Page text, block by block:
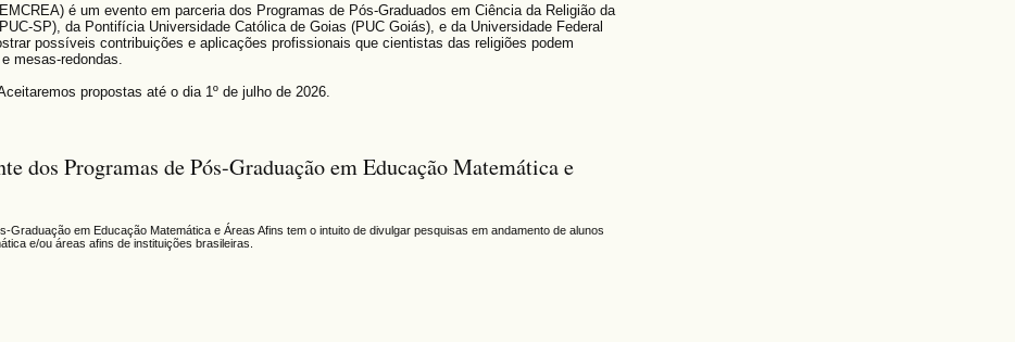
é um evento em parceria dos Programas de Pós-Graduados em Ciência da Religião da
SP), da Pontifícia Universidade Católica de Goias (PUC Goiás), e da Universidade Federal
possíveis contribuições e aplicações profissionais que cientistas das religiões podem
mesas-redondas.
propostas até o dia 1º de julho de 2026.
dos Programas de Pós-Graduação em Educação Matemática e
em Educação Matemática e Áreas Afins tem o intuito de divulgar pesquisas em andamento de alunos
e/ou áreas afins de instituições brasileiras.